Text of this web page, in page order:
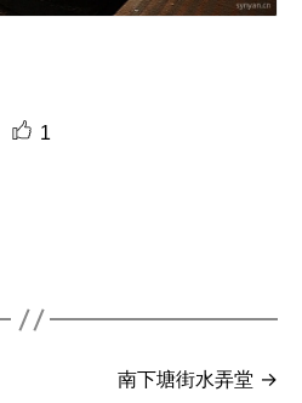
1
南下塘街水弄堂 →